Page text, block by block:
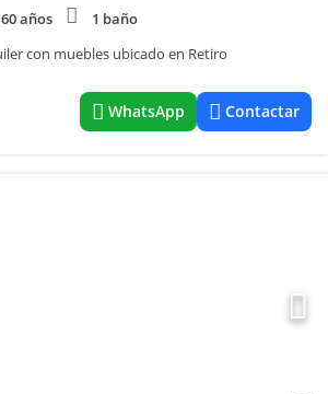
60 años
1 baño
con muebles ubicado en Retiro
WhatsApp Contactar